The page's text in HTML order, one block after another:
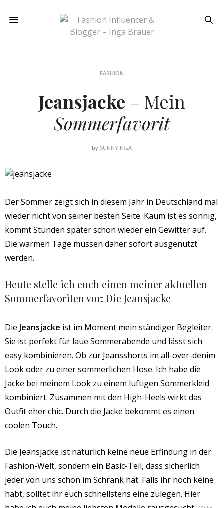
FASHION
Jeansjacke – Mein
Sommerfavorit
by SUNNYINGA
Der Sommer zeigt sich in diesem Jahr in Deutschland mal
wieder nicht von seiner besten Seite. Kaum ist es sonnig,
kommt Stunden später schon wieder ein Gewitter auf.
Die warmen Tage müssen daher sofort ausgenutzt
werden.
Heute stelle ich euch einen meiner aktuellen
Sommerfavoriten vor: Die Jeansjacke
Die Jeansjacke ist im Moment mein ständiger Begleiter.
Sie ist perfekt für laue Sommerabende und lässt sich
easy kombinieren. Ob zur Jeansshorts im all-over-denim
Look oder zu einer sommerlichen Hose. Ich habe die
Jacke bei meinem Look zu einem luftigen Sommerkleid
kombiniert. Zusammen mit den High-Heels wirkt das
Outfit eher chic. Durch die Jacke bekommt es einen
coolen Touch.
Die Jeansjacke ist natürlich keine neue Erfindung in der
Fashion-Welt, sondern ein Basic-Teil, dass sicherlich
jeder von uns schon im Schrank hat. Falls ihr noch keine
habt, solltet ihr euch schnellstens eine zulegen. Hier